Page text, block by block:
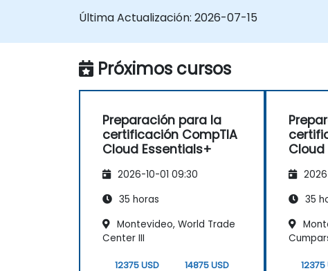
consideraciones de costos, los
Aprender sobre virtualización, gestión
recuperación ante desastres y
de nube.
Explorar la gobernanza, el
cumplimiento, la seguridad y la gestión
de datos en la nube para garantizar el
uso seguro y conforme a las
normativas de los servicios en la nube.
Última Actualización: 2026-07-15
Próximos cursos
Preparación para la
certificación CompTIA
Cloud Essentials+
2026-10-01 09:30
35 horas
Montevideo, World Trade
Center III
12375 USD
14875 USD
Cloud
35
12375